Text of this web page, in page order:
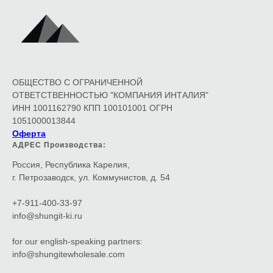
ОБЩЕСТВО С ОГРАНИЧЕННОЙ
ОТВЕТСТВЕННОСТЬЮ "КОМПАНИЯ ИНТАЛИЯ"
ИНН 1001162790 КПП 100101001 ОГРН
1051000013844
Оферта
АДРЕС Производства:
Россия, Республика Карелия,
г. Петрозаводск, ул. Коммунистов, д. 54
+7-911-400-33-97
info@shungit-ki.ru
for our english-speaking partners:
info@shungitewholesale.com